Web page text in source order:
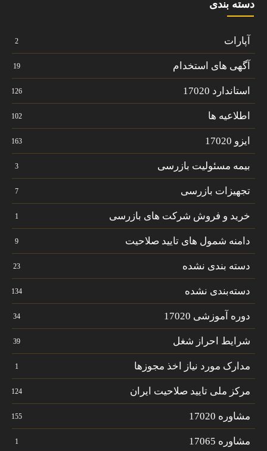
دسته بندی
آپارات 2
آگهی های استخدام 19
استاندارد 17020 126
اطلاعیه ها 102
ایزو 17020 163
بیمه مسئولیت بازرسی 3
تجهیزات بازرسی 7
خرید و فروش شرکت های بازرسی 1
دامنه شمول های تایید صلاحیت 9
دسته بندی نشده 23
دسته‌بندی نشده 134
دوره آموزشی 17020 34
شرایط احراز شغل 39
مدارک مورد نیاز اخذ مجوزها 1
مرکز ملی تایید صلاحیت ایران 124
مشاوره 17020 155
مشاوره 17065 1